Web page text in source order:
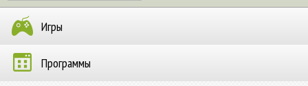
Игры
Программы